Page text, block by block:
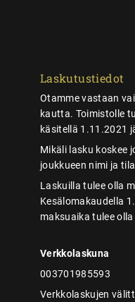
Laskutustiedot
Otamme vastaan
kautta. Toimistolle
käsitellä 1.11.2021
Mikäli lasku koskee
joukkueen nimi ja
Laskuilla tulee olla
Kesälomakaudella
maksuaika tulee
Verkkolaskuna
003701985593
Verkkolaskujen